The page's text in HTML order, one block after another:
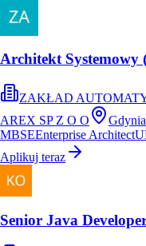
Architekt Systemowy
ZAKŁAD
AREX SP Z O O
Gdynia
MBSEEnterprise Architect
Aplikuj teraz
Senior Java